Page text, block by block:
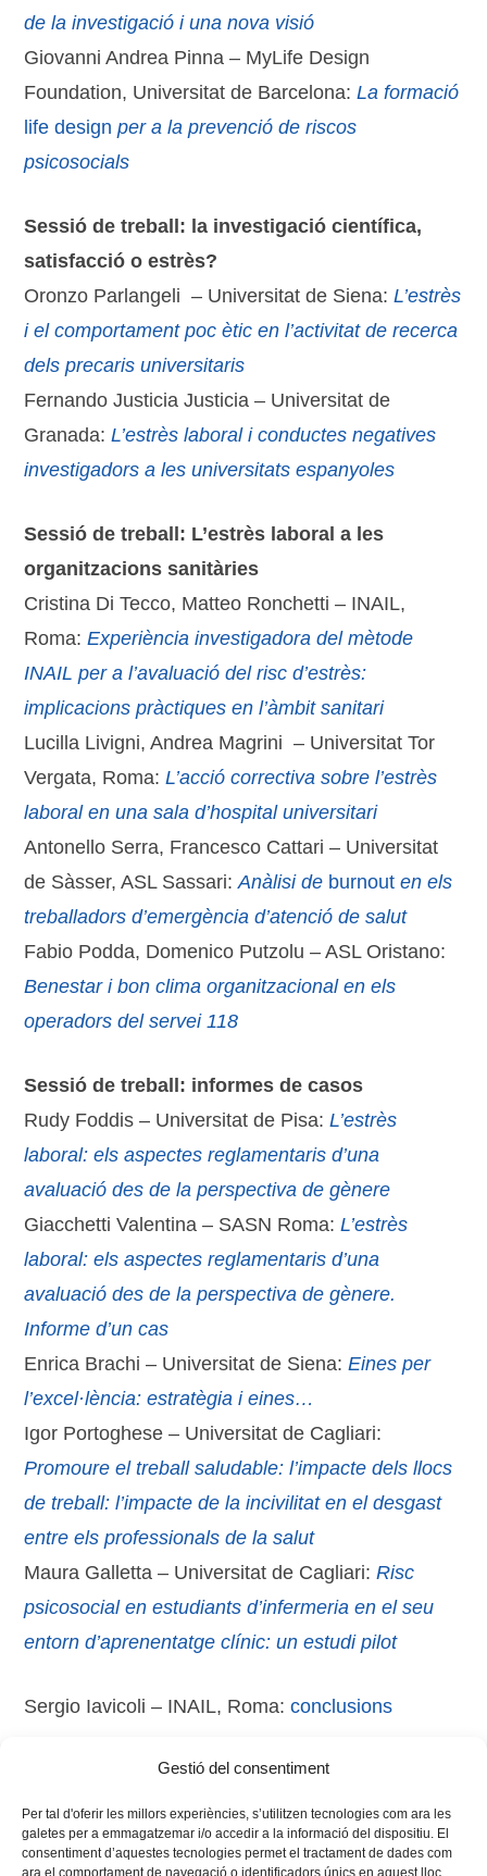
Gestió del consentiment
Per tal d'oferir les millors experiències, s’utilitzen tecnologies com ara les
galetes per a emmagatzemar i/o accedir a la informació del dispositiu. El
consentiment d’aquestes tecnologies permet el tractament de dades com
ara el comportament de navegació o identificadors únics en aquest lloc
de la investigació i una nova visió
Giovanni Andrea Pinna – MyLife Design
Foundation, Universitat de Barcelona:La formació
life design per a la prevenció de riscos
psicosocials
Sessió de treball: la investigació científica,
satisfacció o estrès?
Oronzo Parlangeli – Universitat de Siena:L’estrès
i el comportament poc ètic en l’activitat de recerca
dels precaris universitaris
Fernando Justicia Justicia – Universitat de
Granada:L’estrès laboral i conductes negatives
investigadors a les universitats espanyoles
Sessió de treball: L’estrès laboral a les
organitzacions sanitàries
Cristina Di Tecco, Matteo Ronchetti – INAIL,
Roma:Experiència investigadora del mètode
INAIL per a l’avaluació del risc d’estrès:
implicacions pràctiques en l’àmbit sanitari
Lucilla Livigni, Andrea Magrini – Universitat Tor
Vergata, Roma:L’acció correctiva sobre l’estrès
laboral en una sala d’hospital universitari
Antonello Serra, Francesco Cattari – Universitat
de Sàsser, ASL Sassari:Anàlisi de burnouten els
treballadors d’emergència d’atenció de salut
Fabio Podda, Domenico Putzolu – ASL Oristano:
Benestar i bon clima organitzacional en els
operadors del servei 118
Sessió de treball: informes de casos
Rudy Foddis – Universitat de Pisa:L’estrès
laboral: els aspectes reglamentaris d’una
avaluació des de la perspectiva de gènere
Giacchetti Valentina – SASN Roma:L’estrès
laboral: els aspectes reglamentaris d’una
avaluació des de la perspectiva de gènere.
Informe d’un cas
Enrica Brachi – Universitat de Siena:Eines per
l’excel·lència: estratègia i eines…
Igor Portoghese – Universitat de Cagliari:
Promoure el treball saludable: l’impacte dels llocs
de treball: l’impacte de la incivilitat en el desgast
entre els professionals de la salut
Maura Galletta – Universitat de Cagliari:Risc
psicosocial en estudiants d’infermeria en el seu
entorn d’aprenentatge clínic: un estudi pilot
Sergio Iavicoli – INAIL, Roma:conclusions
materials,Sàsser,simposi